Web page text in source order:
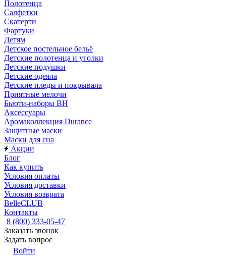
Полотенца
Салфетки
Скатерти
Фартуки
Детям
Детское постельное бельё
Детские полотенца и уголки
Детские подушки
Детские одеяла
Детские пледы и покрывала
Приятные мелочи
Бьюти-наборы ВН
Аксессуары
Аромаколлекция Durance
Защитные маски
Маски для сна
Акции
Блог
Как купить
Условия оплаты
Условия доставки
Условия возврата
BelleCLUB
Контакты
8 (800) 333-05-47
Заказать звонок
Задать вопрос
Войти